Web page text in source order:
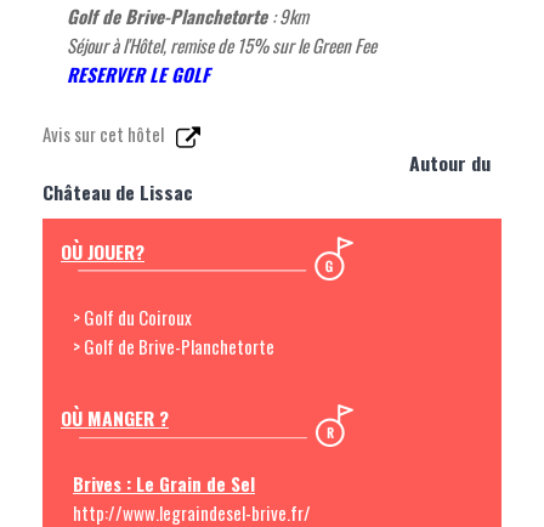
Golf de Brive-Planchetorte: 9km
Séjour à l'Hôtel, remise de 15% sur le Green Fee
RESERVER LE GOLF
Avis sur cet hôtel
Autour du
Château de Lissac
OÙ JOUER?
> Golf du Coiroux
> Golf de Brive-Planchetorte
OÙ MANGER ?
Brives : Le Grain de Sel
http://www.legraindesel-brive.fr/